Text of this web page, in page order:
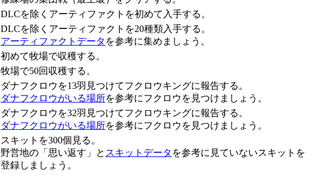
DLCを除くアーティファクトを初めて入手する。
DLCを除くアーティファクトを20種類入手する。
アーティファクトデータ を参考に集めましょう。
初めて牧場で収穫する。
牧場で50回収穫する。
ダナフクロウを13羽見つけてフクロウキングに報告する。
ダナフクロウがいる場所を参考にフクロウを見つけましょう。
ダナフクロウを32羽見つけてフクロウキングに報告する。
ダナフクロウがいる場所を参考にフクロウを見つけましょう。
スキットを300個見る。
野営地の「思い返す」と スキットデータ を参考に見ていないスキットを
登録しましょう。